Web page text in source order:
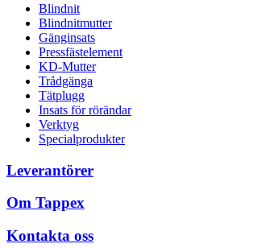
Blindnit
Blindnitmutter
Gänginsats
Pressfästelement
KD-Mutter
Trådgänga
Tätplugg
Insats för rörändar
Verktyg
Specialprodukter
Leverantörer
Om Tappex
Kontakta oss